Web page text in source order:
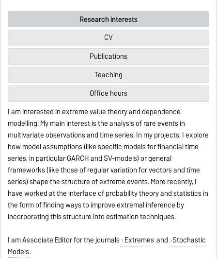
Research interests
CV
Publications
Teaching
Office hours
I am interested in extreme value theory and dependence
modelling. My main interest is the analysis of rare events in
multivariate observations and time series. In my projects, I explore
how model assumptions (like specific models for financial time
series, in particular GARCH and SV-models) or general
frameworks (like those of regular variation for vectors and time
series) shape the structure of extreme events. More recently, I
have worked at the interface of probability theory and statistics in
the form of finding ways to improve extremal inference by
incorporating this structure into estimation techniques.
I am Associate Editor for the journals Extremes and Stochastic
Models.